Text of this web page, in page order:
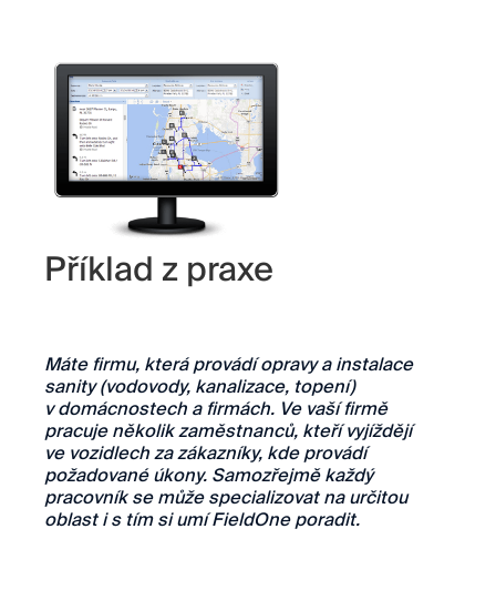
Příklad z praxe
Máte firmu, která provádí opravy a instalace
sanity (vodovody, kanalizace, topení)
v domácnostech a firmách. Ve vaší firmě
pracuje několik zaměstnanců, kteří vyjíždějí
ve vozidlech za zákazníky, kde provádí
požadované úkony. Samozřejmě každý
pracovník se může specializovat na určitou
oblast i s tím si umí FieldOne poradit.